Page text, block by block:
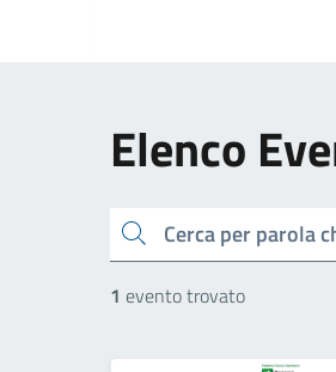
Elenco
cerca
1 evento trovato